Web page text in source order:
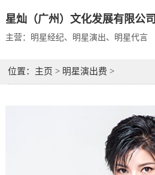
星灿（广州）文化发展有限公司
主营：明星经纪、明星演出、明星代言
位置： 主页 > 明星演出费 >